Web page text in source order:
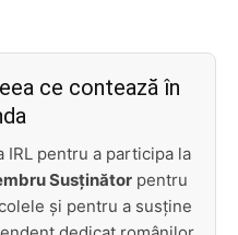
ce contează în
IRL pentru a participa la
Susținător pentru
și pentru a susține